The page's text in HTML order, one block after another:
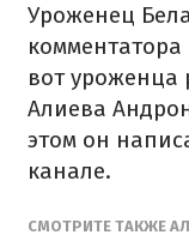
Уроженец
вот уроженца
Алиева
этом он
канале.
СМОТРИТЕ ТАКЖЕ